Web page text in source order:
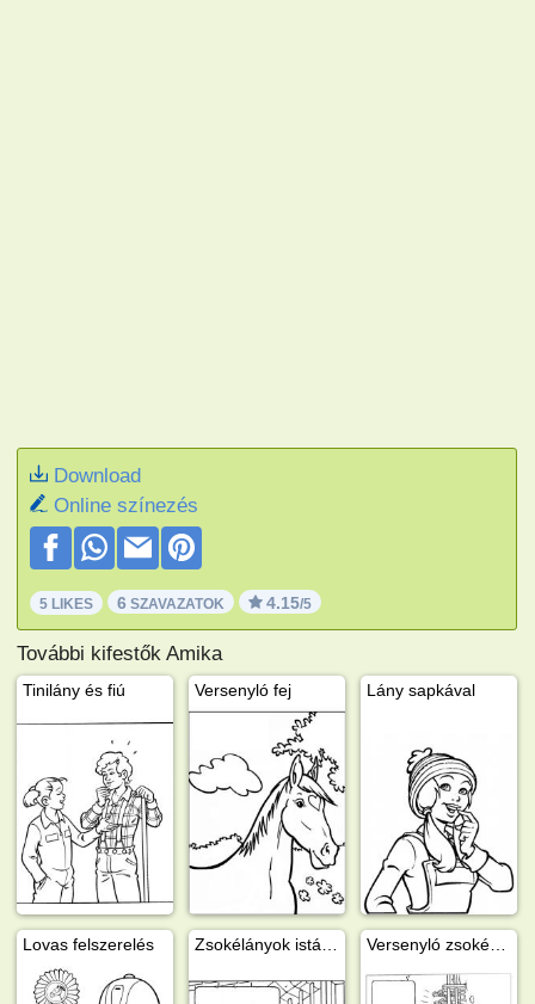
Download
Online színezés
5 LIKES 6 SZAVAZATOK 4.15/5
További kifestők Amika
Tinilány és fiú Versenyló fej Lány sapkával
Lovas felszerelés